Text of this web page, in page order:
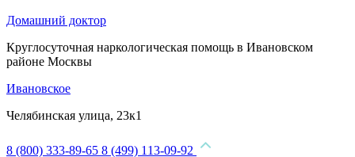
Домашний доктор
Круглосуточная наркологическая помощь в Ивановском
районе Москвы
Ивановское
Челябинская улица, 23к1
8 (800) 333-89-65 8 (499) 113-09-92